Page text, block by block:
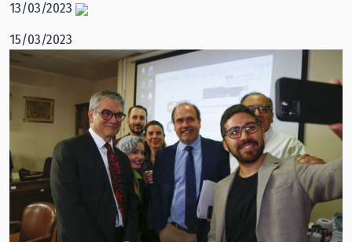
13/03/2023
15/03/2023